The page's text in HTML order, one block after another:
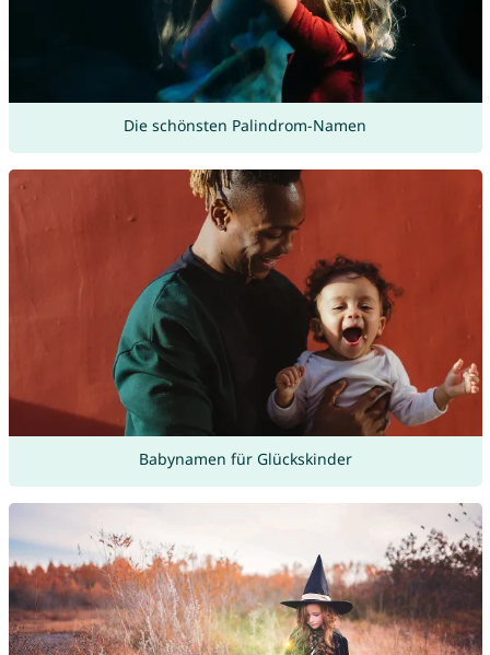
Die schönsten Palindrom-Namen
Babynamen für Glückskinder